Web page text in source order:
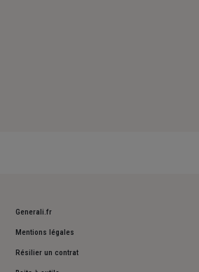
Generali.fr
Mentions légales
Résilier un contrat